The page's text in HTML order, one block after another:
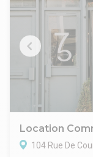
Location
104 Rue De